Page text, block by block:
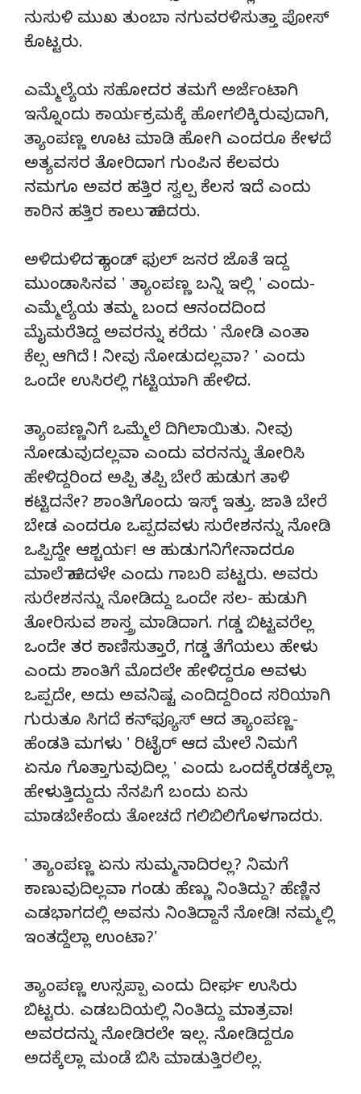
ನುಸುಳಿ ಮುಖ ತುಂಬಾ ನಗುವರಳಿಸುತ್ತಾ ಪೋಸ್‌
ಕೊಟ್ಟರು.
ಎಮ್ಮೆಲ್ಯೆಯ ಸಹೋದರ ತಮಗೆ ಅರ್ಜೆಂಟಾಗಿ
ಇನ್ನೊಂದು ಕಾರ್ಯಕ್ರಮಕ್ಕೆ ಹೋಗಲಿಕ್ಕಿರುವುದಾಗಿ,
ತ್ಯಾಂಪಣ್ಣ ಊಟ ಮಾಡಿ ಹೋಗಿ ಎಂದರೂ ಕೇಳದೆ
ಅತ್ಯವಸರ ತೋರಿದಾಗ ಗುಂಪಿನ ಕೆಲವರು
ನಮಗೂ ಅವರ ಹತ್ತಿರ ಸ್ವಲ್ಪ ಕೆಲಸ ಇದೆ ಎಂದು
ಕಾರಿನ ಹತ್ತಿರ ಕಾಲು ಹಾಕಿದರು.
ಅಳಿದುಳಿದ ಹ್ಯಾಂಡ್‌ ಫುಲ್‌ ಜನರ ಜೊತೆ ಇದ್ದ
ಮುಂಡಾಸಿನವ ʼ ತ್ಯಾಂಪಣ್ಣ ಬನ್ನಿ ಇಲ್ಲಿ ʼ ಎಂದು-
ಎಮ್ಮೆಲ್ಯೆಯ ತಮ್ಮ ಬಂದ ಆನಂದದಿಂದ
ಮೈಮರೆತಿದ್ದ ಅವರನ್ನು ಕರೆದು ʼ ನೋಡಿ ಎಂತಾ
ಕೆಲ್ಸ ಆಗಿದೆ ! ನೀವು ನೋಡುದಲ್ಲವಾ? ʼ ಎಂದು
ಒಂದೇ ಉಸಿರಲ್ಲಿ ಗಟ್ಟಿಯಾಗಿ ಹೇಳಿದ.
ತ್ಯಾಂಪಣ್ಣನಿಗೆ ಒಮ್ಮೆಲೆ ದಿಗಿಲಾಯಿತು. ನೀವು
ನೋಡುವುದಲ್ಲವಾ ಎಂದು ವರನನ್ನು ತೋರಿಸಿ
ಹೇಳಿದ್ದರಿಂದ ಅಪ್ಪಿ ತಪ್ಪಿ ಬೇರೆ ಹುಡುಗ ತಾಳಿ
ಕಟ್ಟಿದನೇ? ಶಾಂತಿಗೊಂದು ಇಸ್ಕ್‌ ಇತ್ತು. ಜಾತಿ ಬೇರೆ
ಬೇಡ ಎಂದರೂ ಒಪ್ಪದವಳು ಸುರೇಶನನ್ನು ನೋಡಿ
ಒಪ್ಪಿದ್ದೇ ಆಶ್ಚರ್ಯ! ಆ ಹುಡುಗನಿಗೇನಾದರೂ
ಮಾಲೆ ಹಾಕಿದಳೇ ಎಂದು ಗಾಬರಿ ಪಟ್ಟರು. ಅವರು
ಸುರೇಶನನ್ನು ನೋಡಿದ್ದು ಒಂದೇ ಸಲ- ಹುಡುಗಿ
ತೋರಿಸುವ ಶಾಸ್ತ್ರ ಮಾಡಿದಾಗ. ಗಡ್ಡ ಬಿಟ್ಟವರೆಲ್ಲ
ಒಂದೇ ತರ ಕಾಣಿಸುತ್ತಾರೆ, ಗಡ್ಡ ತೆಗೆಯಲು ಹೇಳು
ಎಂದು ಶಾಂತಿಗೆ ಮೊದಲೇ ಹೇಳಿದ್ದರೂ ಅವಳು
ಒಪ್ಪದೇ, ಅದು ಅವನಿಷ್ಟ ಎಂದಿದ್ದರಿಂದ ಸರಿಯಾಗಿ
ಗುರುತೂ ಸಿಗದೆ ಕನ್‌ಫ್ಯೂಸ್‌ ಆದ ತ್ಯಾಂಪಣ್ಣ-
ಹೆಂಡತಿ ಮಗಳು ʼ ರಿಟೈರ್‌ ಆದ ಮೇಲೆ ನಿಮಗೆ
ಏನೂ ಗೊತ್ತಾಗುವುದಿಲ್ಲ ʼ ಎಂದು ಒಂದಕ್ಕೆರಡಕ್ಕೆಲ್ಲಾ
ಹೇಳುತ್ತಿದ್ದುದು ನೆನಪಿಗೆ ಬಂದು ಏನು
ಮಾಡಬೇಕೆಂದು ತೋಚದೆ ಗಲಿಬಿಲಿಗೊಳಗಾದರು.
ʼ ತ್ಯಾಂಪಣ್ಣ ಏನು ಸುಮ್ಮನಾದಿರಲ್ಲ? ನಿಮಗೆ
ಕಾಣುವುದಿಲ್ಲವಾ ಗಂಡು ಹೆಣ್ಣು ನಿಂತಿದ್ದು? ಹೆಣ್ಣಿನ
ಎಡಭಾಗದಲ್ಲಿ ಅವನು ನಿಂತಿದ್ದಾನೆ ನೋಡಿ! ನಮ್ಮಲ್ಲಿ
ಇಂತದ್ದೆಲ್ಲಾ ಉಂಟಾ?ʼ
ತ್ಯಾಂಪಣ್ಣ ಉಸ್ಸಪ್ಪಾ ಎಂದು ದೀರ್ಘ ಉಸಿರು
ಬಿಟ್ಟರು. ಎಡಬದಿಯಲ್ಲಿ ನಿಂತಿದ್ದು ಮಾತ್ರವಾ!
ಅವರದನ್ನು ನೋಡಿರಲೇ ಇಲ್ಲ. ನೋಡಿದ್ದರೂ
ಅದಕ್ಕೆಲ್ಲಾ ಮಂಡೆ ಬಿಸಿ ಮಾಡುತ್ತಿರಲಿಲ್ಲ.